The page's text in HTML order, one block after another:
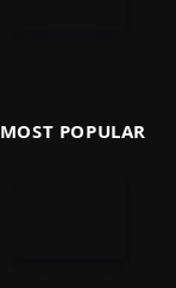
MOST POPULAR